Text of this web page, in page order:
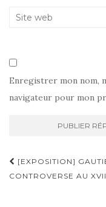
Enregistrer mon nom,
navigateur pour mon
Navigation
d'article
[EXPOSITION]
CONTROVERSE AU